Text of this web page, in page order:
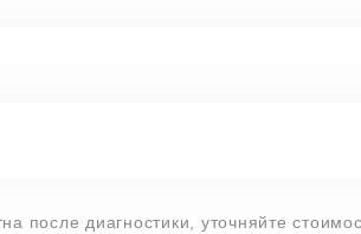
после диагностики, уточняйте